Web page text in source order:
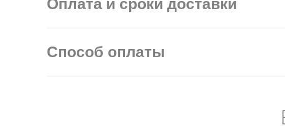
Оплата и сроки доставки
Способ оплаты